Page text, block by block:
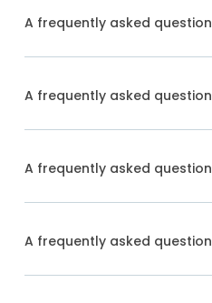
A frequently asked question
A frequently asked question
A frequently asked question
A frequently asked question